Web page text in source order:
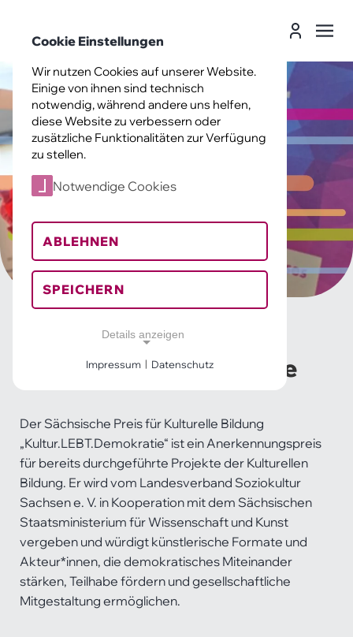
Landesverband Soziokultur Sachsen
Kultur.LEBT.Demokratie
Der Sächsische Preis für Kulturelle Bildung
„Kultur.LEBT.Demokratie“ ist ein Anerkennungspreis
für bereits durchgeführte Projekte der Kulturellen
Bildung. Er wird vom Landesverband Soziokultur
Sachsen e. V. in Kooperation mit dem Sächsischen
Staatsministerium für Wissenschaft und Kunst
vergeben und würdigt künstlerische Formate und
Akteur*innen, die demokratisches Miteinander
stärken, Teilhabe fördern und gesellschaftliche
Mitgestaltung ermöglichen.
Cookie Einstellungen
Wir nutzen Cookies auf unserer Website.
Einige von ihnen sind technisch
notwendig, während andere uns helfen,
diese Website zu verbessern oder
zusätzliche Funktionalitäten zur Verfügung
zu stellen.
Notwendige Cookies
ABLEHNEN
SPEICHERN
Details anzeigen
grundlegende Funktionen und sind
für die einwandfreie Funktion der
Website erforderlich.
Einverständnis-Cookie
Name:
cookie_consent
Zweck:
Dieser Cookie speichert die
ausgewählten Einverständnis-
Impressum | Datenschutz